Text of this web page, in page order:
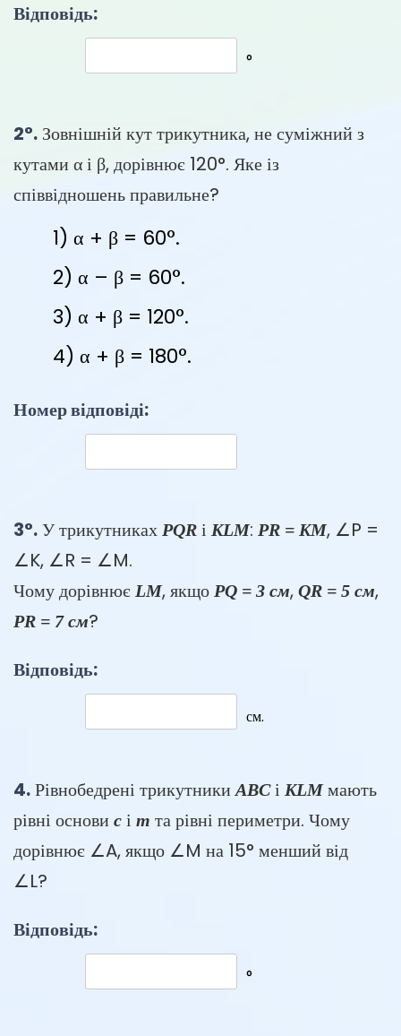
Відповідь:
°
2°. Зовнішній кут трикутника, не суміжний з
кутами α і β, дорівнює 120°. Яке із
співвідношень правильне?
α + β = 60°.
α – β = 60°.
α + β = 120°.
α + β = 180°.
Номер відповіді:
3°.У трикутниках PQR і KLM: PR = KM, ∠P =
∠K, ∠R = ∠M.
Чому дорівнює LM, якщо PQ = 3 см, QR = 5 см,
PR = 7 см?
Відповідь:
см.
4.Рівнобедрені трикутникиABCі KLMмають
рівні основи c і m та рівні периметри. Чому
дорівнює ∠A, якщо ∠M на 15° менший від
∠L?
Відповідь:
°